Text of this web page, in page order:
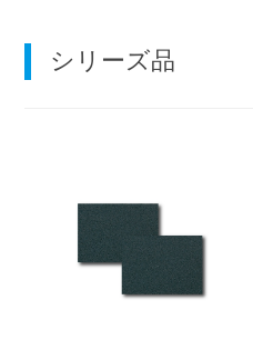
シリーズ品